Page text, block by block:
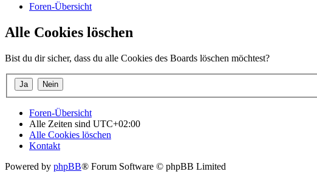
Foren-Übersicht
Alle Cookies löschen
Bist du dir sicher, dass du alle Cookies des Boards löschen möchtest?
Foren-Übersicht
Alle Zeiten sind UTC+02:00
Alle Cookies löschen
Kontakt
Powered by phpBB® Forum Software © phpBB Limited